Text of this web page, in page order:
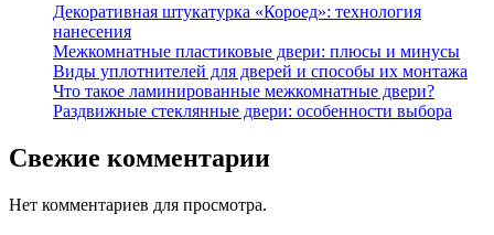
Декоративная штукатурка «Короед»: технология
нанесения
Межкомнатные пластиковые двери: плюсы и минусы
Виды уплотнителей для дверей и способы их монтажа
Что такое ламинированные межкомнатные двери?
Раздвижные стеклянные двери: особенности выбора
Свежие комментарии
Нет комментариев для просмотра.